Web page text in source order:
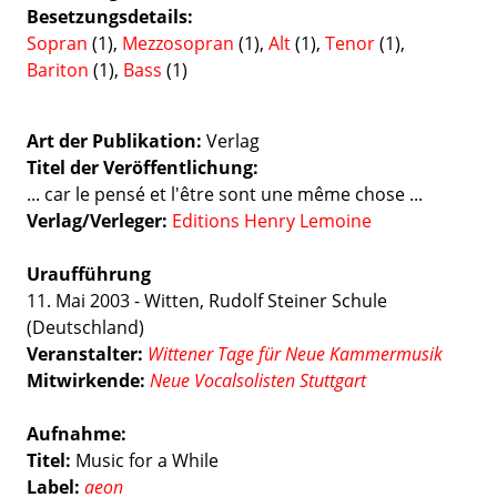
Besetzungsdetails
Sopran (1), Mezzosopran (1), Alt(1), Tenor(1),
Bariton (1), Bass (1)
Art der Publikation Verlag
Titel der Veröffentlichung
... car le pensé et l'être sont une même chose ...
Verlag/Verleger Editions Henry Lemoine
Uraufführung
11. Mai 2003 - Witten, Rudolf Steiner Schule
(Deutschland)
Veranstalter: Wittener Tage für Neue Kammermusik
Mitwirkende: Neue Vocalsolisten Stuttgart
Aufnahme:
Titel: Music for a While
Label: aeon